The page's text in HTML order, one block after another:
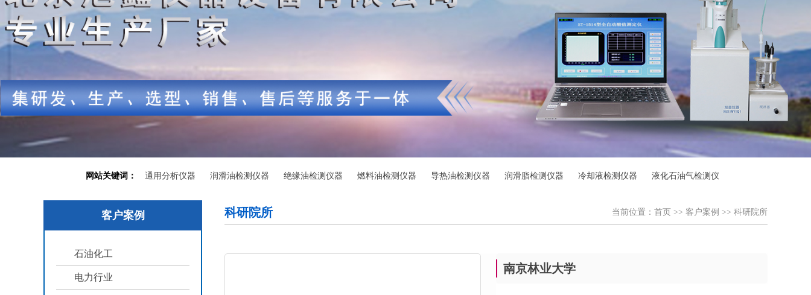
网站关键词： 通用分析仪器 润滑油检测仪器 绝缘油检测仪器 燃料油检测仪器 导热油检测仪器 润滑脂检测仪器 冷却液检测仪器 液化石油气检测仪
客户案例
石油化工
电力行业
科研院所 当前位置： 首页 >> 客户案例 >> 科研院所
南京林业大学